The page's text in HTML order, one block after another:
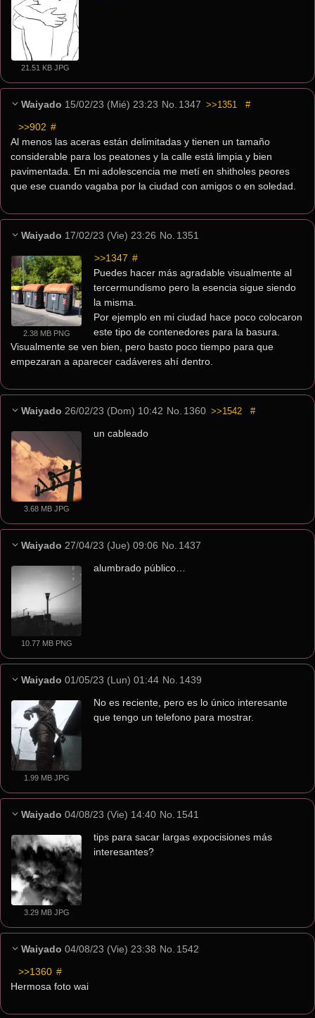
21.51 KB JPG
Waiyado 15/02/23 (Mié) 23:23 No. 1347 >>1351 #
>>902 #
Al menos las aceras están delimitadas y tienen un tamaño
considerable para los peatones y la calle está limpia y bien
pavimentada. En mi adolescencia me metí en shitholes peores
que ese cuando vagaba por la ciudad con amigos o en soledad.
Waiyado 17/02/23 (Vie) 23:26 No. 1351
2.38 MB PNG
>>1347 #
Puedes hacer más agradable visualmente al
tercermundismo pero la esencia sigue siendo
la misma.
Por ejemplo en mi ciudad hace poco colocaron
este tipo de contenedores para la basura.
Visualmente se ven bien, pero basto poco tiempo para que
empezaran a aparecer cadáveres ahí dentro.
Waiyado 26/02/23 (Dom) 10:42 No. 1360 >>1542 #
3.68 MB JPG
un cableado
Waiyado 27/04/23 (Jue) 09:06 No. 1437
10.77 MB PNG
alumbrado público…
Waiyado 01/05/23 (Lun) 01:44 No. 1439
1.99 MB JPG
No es reciente, pero es lo único interesante
que tengo un telefono para mostrar.
Waiyado 04/08/23 (Vie) 14:40 No. 1541
3.29 MB JPG
tips para sacar largas expocisiones más
interesantes?
Waiyado 04/08/23 (Vie) 23:38 No. 1542
>>1360 #
Hermosa foto wai